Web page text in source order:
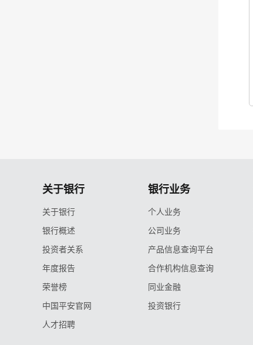
关于银行
关于银行
银行概述
投资者关系
年度报告
荣誉榜
中国平安官网
人才招聘
银行业务
个人业务
公司业务
产品信息查询平台
合作机构信息查询
同业金融
投资银行